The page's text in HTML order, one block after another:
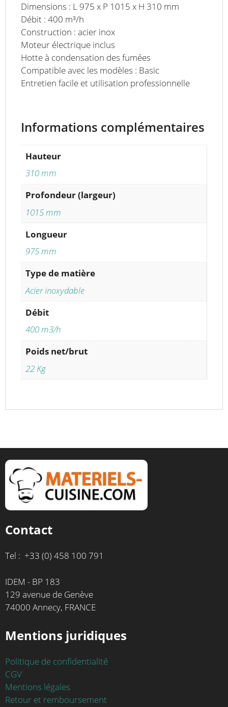
Dimensions : L 975 x P 1015 x H 310 mm
Débit : 400 m³/h
Construction : acier inox
Moteur électrique inclus
Hotte à condensation des fumées
Compatible avec les modèles : Basic
Entretien facile et utilisation professionnelle
Informations complémentaires
Hauteur
310 mm
Profondeur (largeur)
1015 mm
Longueur
975 mm
Type de matière
Acier inoxydable
Débit
400 m3/h
Poids net/brut
22 Kg
Contact
Tel : +33 (0) 458 100 791
IDEM - BP 183
129 avenue de Genève
74000 Annecy, FRANCE
Mentions juridiques
Politique de confidentialité
CGV
Mentions légales
Retour et remboursement